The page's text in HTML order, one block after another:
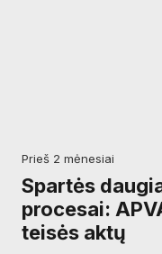
prieš 2 mėnesiai
Spartės
procesai:
teisės aktų